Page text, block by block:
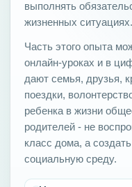
выполнять
жизненных ситуациях.
Часть этого опыта
онлайн-уроках и в
дают семья, друзья,
поездки,
ребенка в жизни
родителей - не
класс дома, а
социальную среду.